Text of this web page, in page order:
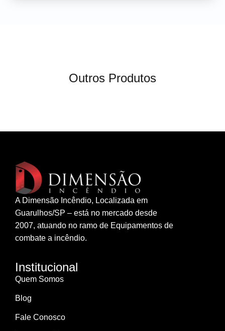
Outros Produtos
A Dimensão Incêndio, Localizada em
Guarulhos/SP – está no mercado desde
2007, atuando no ramo de Equipamentos de
combate a incêndio.
Institucional
Quem Somos
Blog
Fale Conosco